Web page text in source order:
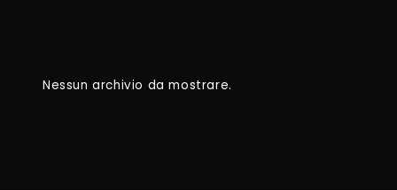
Nessun archivio da mostrare.